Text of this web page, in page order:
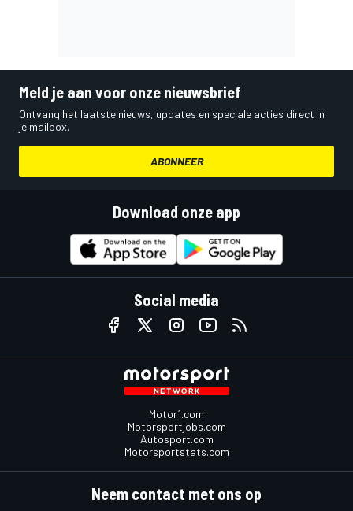
Meld je aan voor onze nieuwsbrief
Ontvang het laatste nieuws, updates en speciale acties direct in
je mailbox.
ABONNEER
Download onze app
Social media
Motor1.com
Motorsportjobs.com
Autosport.com
Motorsportstats.com
Neem contact met ons op